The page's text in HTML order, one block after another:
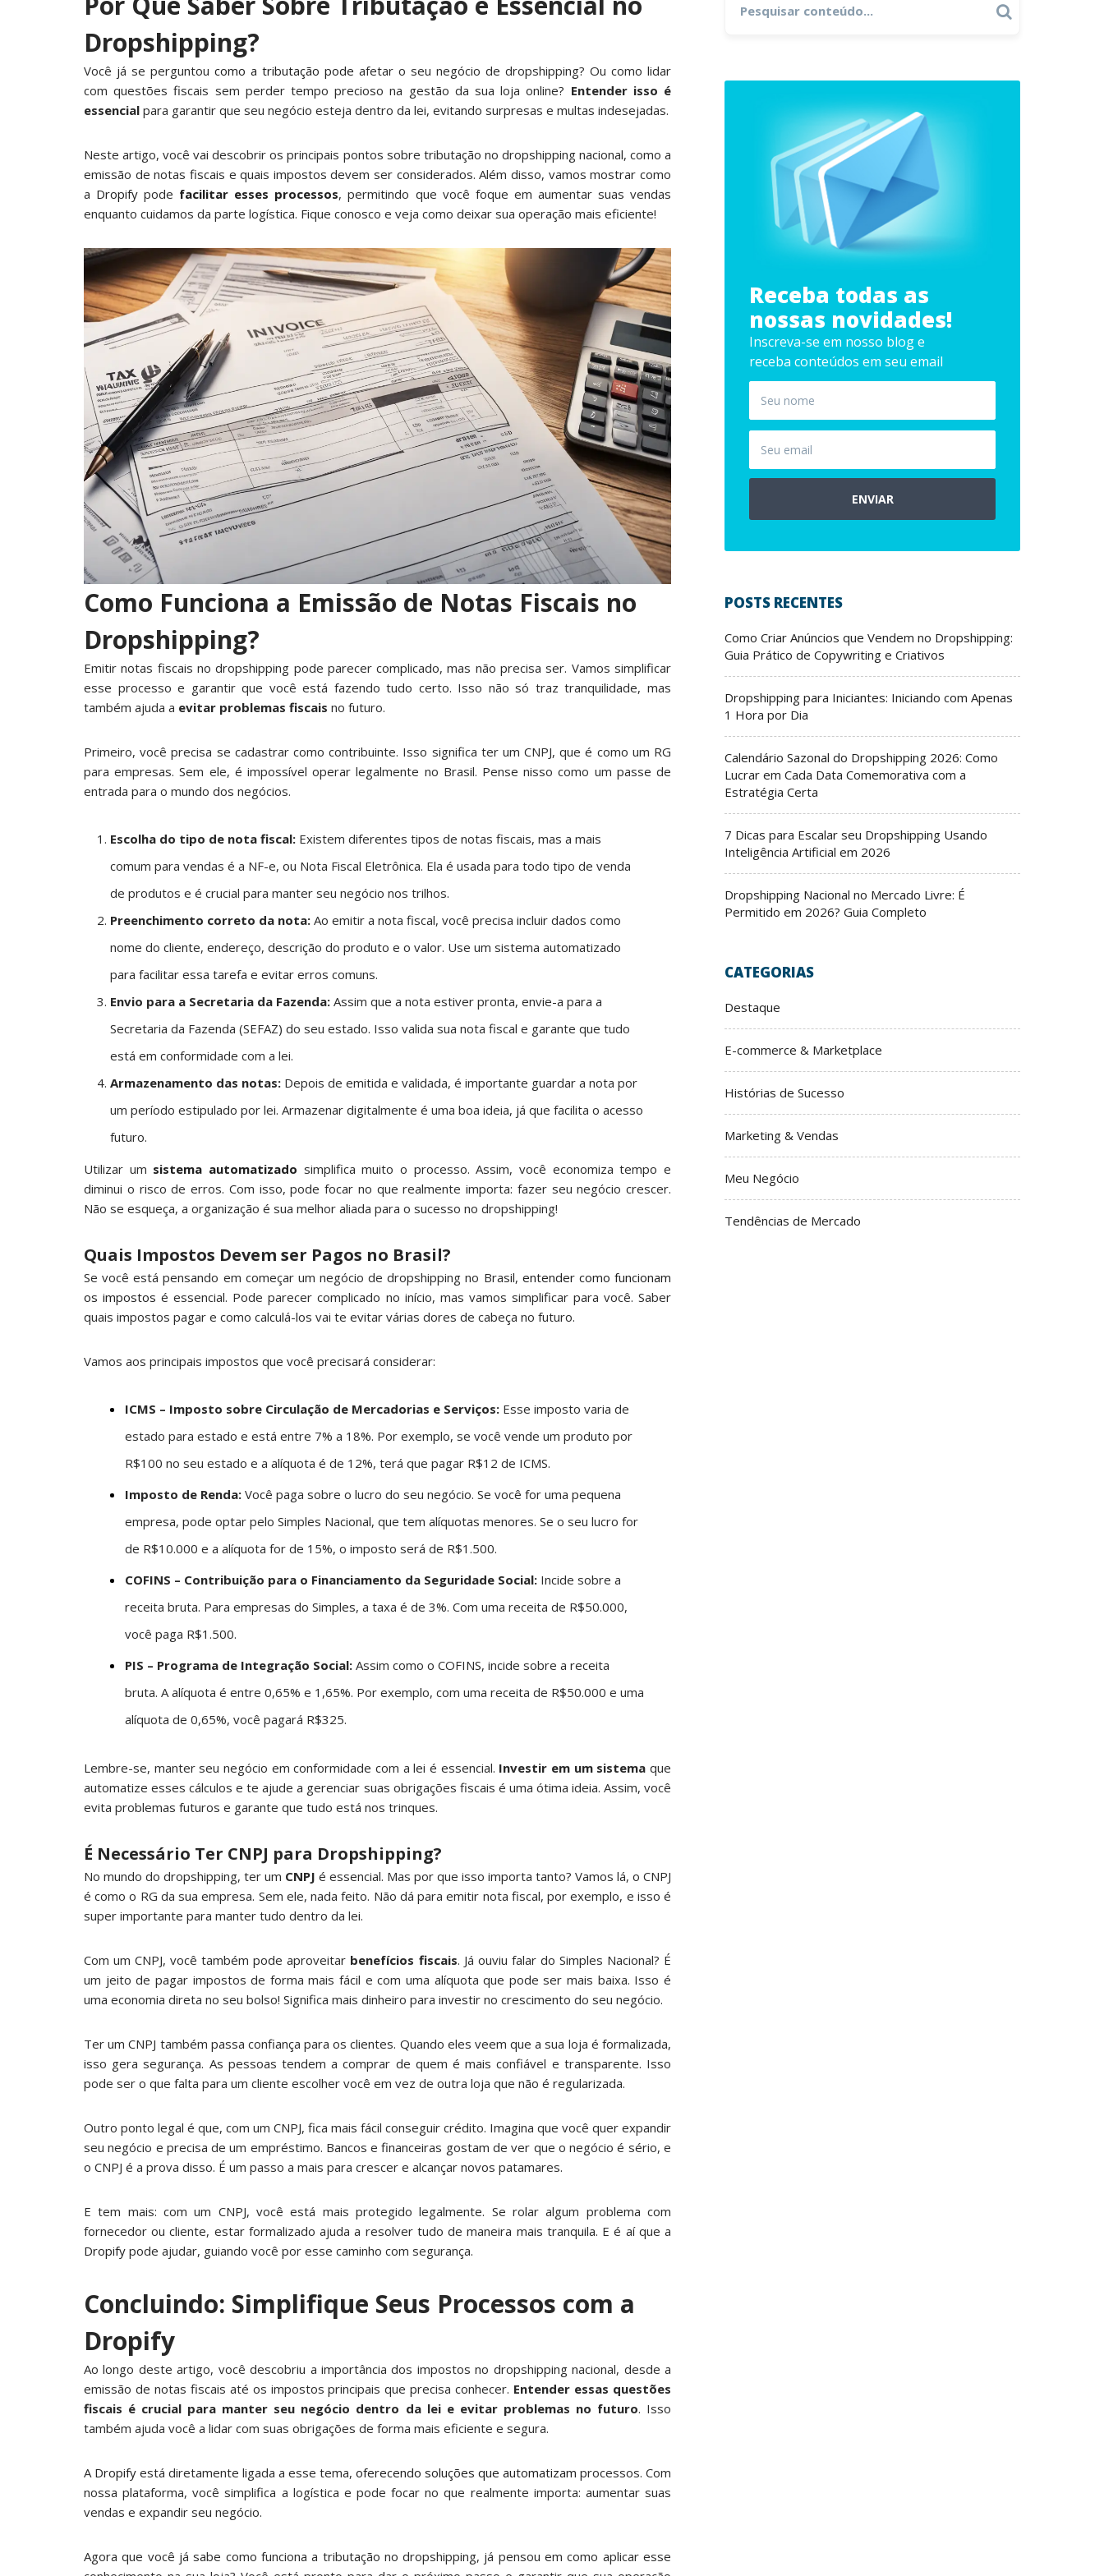
Dropshipping?
Você já se perguntou como a tributação pode afetar o seu negócio de dropshipping? Ou como lidar
com questões fiscais sem perder tempo precioso na gestão da sua loja online? Entender isso é
essencial para garantir que seu negócio esteja dentro da lei, evitando surpresas e multas indesejadas.
Neste artigo, você vai descobrir os principais pontos sobre tributação no dropshipping nacional, como a
emissão de notas fiscais e quais impostos devem ser considerados. Além disso, vamos mostrar como
a Dropify pode facilitar esses processos, permitindo que você foque em aumentar suas vendas
enquanto cuidamos da parte logística. Fique conosco e veja como deixar sua operação mais eficiente!
Como Funciona a Emissão de Notas Fiscais no
Dropshipping?
Emitir notas fiscais no dropshipping pode parecer complicado, mas não precisa ser. Vamos simplificar
esse processo e garantir que você está fazendo tudo certo. Isso não só traz tranquilidade, mas
também ajuda a evitar problemas fiscais no futuro.
Primeiro, você precisa se cadastrar como contribuinte. Isso significa ter um CNPJ, que é como um RG
para empresas. Sem ele, é impossível operar legalmente no Brasil. Pense nisso como um passe de
entrada para o mundo dos negócios.
Escolha do tipo de nota fiscal: Existem diferentes tipos de notas fiscais, mas a mais
comum para vendas é a NF-e, ou Nota Fiscal Eletrônica. Ela é usada para todo tipo de venda
de produtos e é crucial para manter seu negócio nos trilhos.
Preenchimento correto da nota: Ao emitir a nota fiscal, você precisa incluir dados como
nome do cliente, endereço, descrição do produto e o valor. Use um sistema automatizado
para facilitar essa tarefa e evitar erros comuns.
Envio para a Secretaria da Fazenda: Assim que a nota estiver pronta, envie-a para a
Secretaria da Fazenda (SEFAZ) do seu estado. Isso valida sua nota fiscal e garante que tudo
está em conformidade com a lei.
Armazenamento das notas: Depois de emitida e validada, é importante guardar a nota por
um período estipulado por lei. Armazenar digitalmente é uma boa ideia, já que facilita o acesso
futuro.
Utilizar um sistema automatizado simplifica muito o processo. Assim, você economiza tempo e
diminui o risco de erros. Com isso, pode focar no que realmente importa: fazer seu negócio crescer.
Não se esqueça, a organização é sua melhor aliada para o sucesso no dropshipping!
Quais Impostos Devem ser Pagos no Brasil?
Se você está pensando em começar um negócio de dropshipping no Brasil, entender como funcionam
os impostos é essencial. Pode parecer complicado no início, mas vamos simplificar para você. Saber
quais impostos pagar e como calculá-los vai te evitar várias dores de cabeça no futuro.
Vamos aos principais impostos que você precisará considerar:
ICMS – Imposto sobre Circulação de Mercadorias e Serviços: Esse imposto varia de
estado para estado e está entre 7% a 18%. Por exemplo, se você vende um produto por
R$100 no seu estado e a alíquota é de 12%, terá que pagar R$12 de ICMS.
Imposto de Renda: Você paga sobre o lucro do seu negócio. Se você for uma pequena
empresa, pode optar pelo Simples Nacional, que tem alíquotas menores. Se o seu lucro for
de R$10.000 e a alíquota for de 15%, o imposto será de R$1.500.
COFINS – Contribuição para o Financiamento da Seguridade Social: Incide sobre a
receita bruta. Para empresas do Simples, a taxa é de 3%. Com uma receita de R$50.000,
você paga R$1.500.
PIS – Programa de Integração Social: Assim como o COFINS, incide sobre a receita
bruta. A alíquota é entre 0,65% e 1,65%. Por exemplo, com uma receita de R$50.000 e uma
alíquota de 0,65%, você pagará R$325.
Lembre-se, manter seu negócio em conformidade com a lei é essencial. Investir em um sistema que
automatize esses cálculos e te ajude a gerenciar suas obrigações fiscais é uma ótima ideia. Assim, você
evita problemas futuros e garante que tudo está nos trinques.
É Necessário Ter CNPJ para Dropshipping?
No mundo do dropshipping, ter um CNPJ é essencial. Mas por que isso importa tanto? Vamos lá, o CNPJ
é como o RG da sua empresa. Sem ele, nada feito. Não dá para emitir nota fiscal, por exemplo, e isso é
super importante para manter tudo dentro da lei.
Com um CNPJ, você também pode aproveitar benefícios fiscais. Já ouviu falar do Simples Nacional? É
um jeito de pagar impostos de forma mais fácil e com uma alíquota que pode ser mais baixa. Isso é
uma economia direta no seu bolso! Significa mais dinheiro para investir no crescimento do seu negócio.
Ter um CNPJ também passa confiança para os clientes. Quando eles veem que a sua loja é formalizada,
isso gera segurança. As pessoas tendem a comprar de quem é mais confiável e transparente. Isso
pode ser o que falta para um cliente escolher você em vez de outra loja que não é regularizada.
Outro ponto legal é que, com um CNPJ, fica mais fácil conseguir crédito. Imagina que você quer expandir
seu negócio e precisa de um empréstimo. Bancos e financeiras gostam de ver que o negócio é sério, e
o CNPJ é a prova disso. É um passo a mais para crescer e alcançar novos patamares.
E tem mais: com um CNPJ, você está mais protegido legalmente. Se rolar algum problema com
fornecedor ou cliente, estar formalizado ajuda a resolver tudo de maneira mais tranquila. E é aí que a
Dropify pode ajudar, guiando você por esse caminho com segurança.
Concluindo: Simplifique Seus Processos com a
Dropify
Ao longo deste artigo, você descobriu a importância dos impostos no dropshipping nacional, desde a
emissão de notas fiscais até os impostos principais que precisa conhecer. Entender essas questões
fiscais é crucial para manter seu negócio dentro da lei e evitar problemas no futuro. Isso
também ajuda você a lidar com suas obrigações de forma mais eficiente e segura.
A Dropify está diretamente ligada a esse tema, oferecendo soluções que automatizam processos. Com
nossa plataforma, você simplifica a logística e pode focar no que realmente importa: aumentar suas
vendas e expandir seu negócio.
Agora que você já sabe como funciona a tributação no dropshipping, já pensou em como aplicar esse
for:
Search
Receba todas as
nossas novidades!
Inscreva-se em nosso blog e
receba conteúdos em seu email
ENVIAR
POSTS RECENTES
Como Criar Anúncios que Vendem no Dropshipping:
Guia Prático de Copywriting e Criativos
Dropshipping para Iniciantes: Iniciando com Apenas
1 Hora por Dia
Calendário Sazonal do Dropshipping 2026: Como
Lucrar em Cada Data Comemorativa com a
Estratégia Certa
7 Dicas para Escalar seu Dropshipping Usando
Inteligência Artificial em 2026
Dropshipping Nacional no Mercado Livre: É
Permitido em 2026? Guia Completo
CATEGORIAS
Destaque
E-commerce & Marketplace
Histórias de Sucesso
Marketing & Vendas
Meu Negócio
Tendências de Mercado